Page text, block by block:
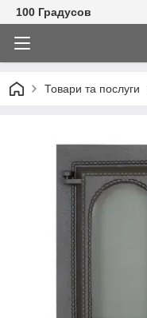
100 Градусов
Товари та послуги